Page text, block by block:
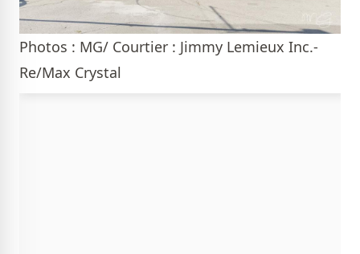
Photos : MG/ Courtier : Jimmy Lemieux Inc.-
Re/Max Crystal